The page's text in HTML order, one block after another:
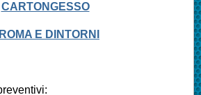
CARTONGESSO
E DINTORNI